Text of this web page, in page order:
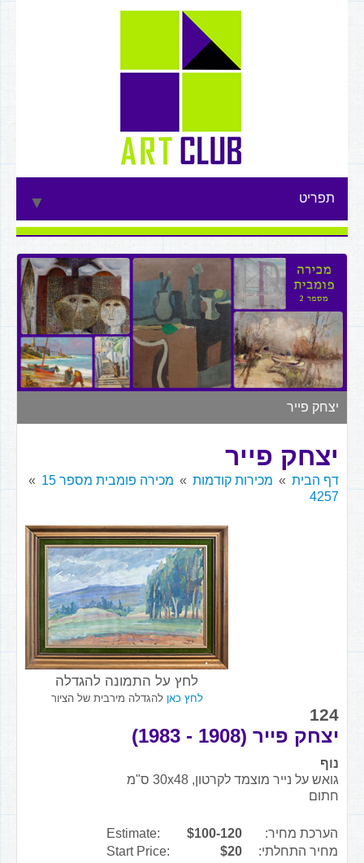
תפריט ▼
▼
▼
▼
▼
יצחק פייר
יצחק פייר
דף הבית מכירות קודמות
מכירה פומבית מספר 15
4257
לחץ על התמונה להגדלה
לחץ כאן להגדלה מירבית של הציור
124
יצחק פייר (1908 - 1983)
נוף
גואש על נייר מוצמד לקרטון, 30x48 ס"מ
חתום
הערכת מחיר: $100-120
Estimate:
מחיר התחלתי:
$20
Start Price: